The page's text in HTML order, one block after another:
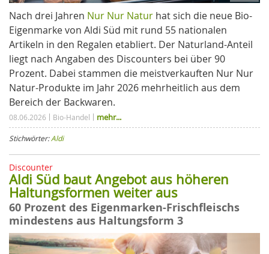
Nach drei Jahren Nur Nur Natur hat sich die neue Bio-
Eigenmarke von Aldi Süd mit rund 55 nationalen
Artikeln in den Regalen etabliert. Der Naturland-Anteil
liegt nach Angaben des Discounters bei über 90
Prozent. Dabei stammen die meistverkauften Nur Nur
Natur-Produkte im Jahr 2026 mehrheitlich aus dem
Bereich der Backwaren.
08.06.2026 Bio-Handel mehr...
Stichwörter:Aldi
Discounter
Aldi Süd baut Angebot aus höheren
Haltungsformen weiter aus
60 Prozent des Eigenmarken-Frischfleischs
mindestens aus Haltungsform 3